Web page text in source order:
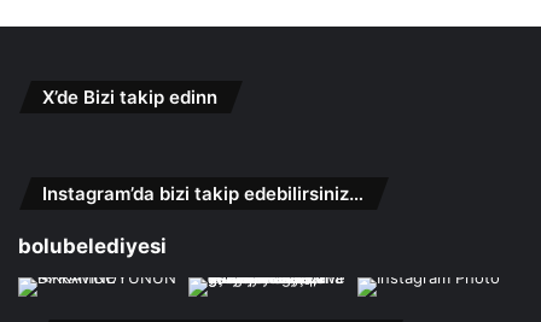
X’de Bizi takip edinn
Instagram’da bizi takip edebilirsiniz…
bolubelediyesi